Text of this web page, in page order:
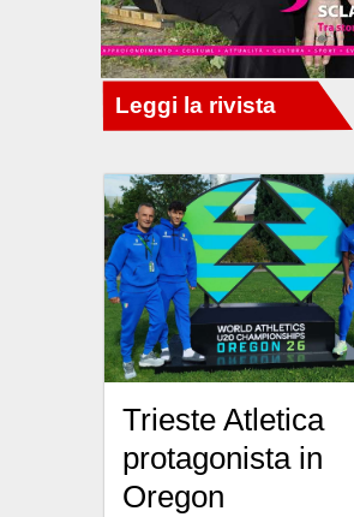
Trieste Atletica
protagonista in
Oregon